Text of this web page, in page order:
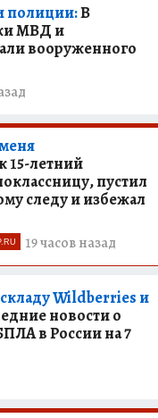
полиции:В
МВД и
вооруженного
15-летний
пустил
следу и избежал
19 часов назад
Wildberries и
новости о
в России на 7